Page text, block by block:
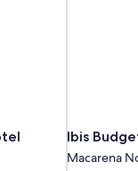
Ibis
Macarena